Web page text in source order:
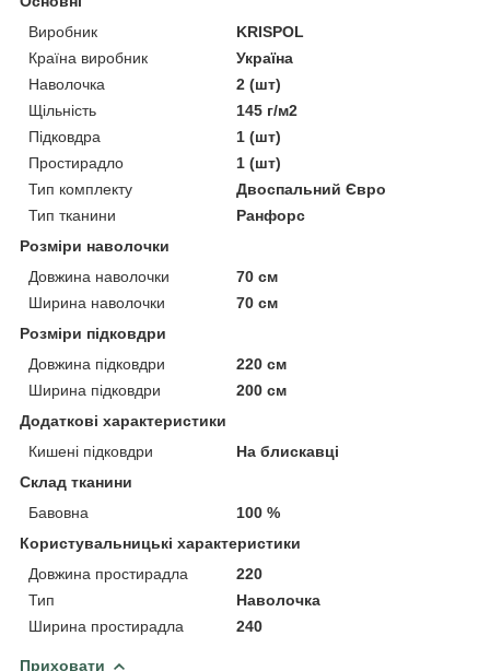
Виробник
KRISPOL
Країна виробник
Україна
Наволочка
2 (шт)
Щільність
145 г/м2
Підковдра
1 (шт)
Простирадло
1 (шт)
Тип комплекту
Двоспальний Євро
Тип тканини
Ранфорс
Розміри наволочки
Довжина наволочки
70 см
Ширина наволочки
70 см
Розміри підковдри
Довжина підковдри
220 см
Ширина підковдри
200 см
Додаткові характеристики
Кишені підковдри
На блискавці
Склад тканини
Бавовна
100 %
Користувальницькі характеристики
Довжина простирадла
220
Тип
Наволочка
Ширина простирадла
240
Приховати